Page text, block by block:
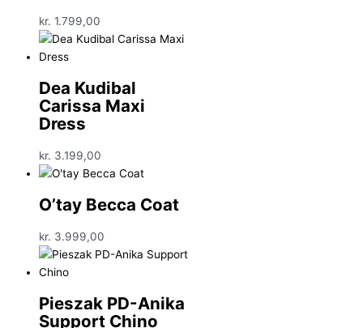
kr. 1.799,00
Dea Kudibal
Carissa Maxi
Dress
kr. 3.199,00
O’tay Becca Coat
kr. 3.999,00
Pieszak PD-Anika
Support Chino